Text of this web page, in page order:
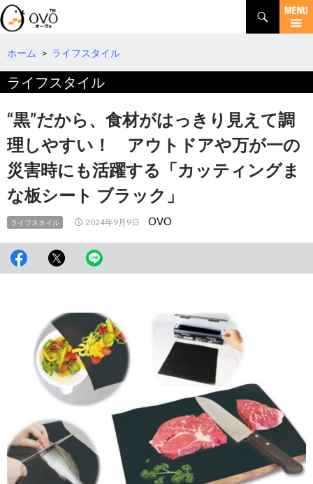
検
索
コ
テ
ツ
へ
移
ホーム > ライフスタイル
ライフスタイル
“黒”だから、食材がはっきり見えて調
理しやすい！ アウトドアや万が一の
災害時にも活躍する「カッティングま
な板シート ブラック」
ライフスタイル 2024年9月9日 OVO